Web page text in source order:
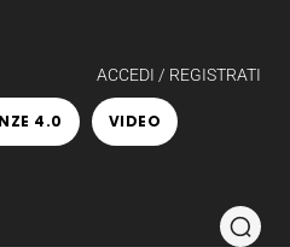
ACCEDI / REGISTRATI
4.0 VIDEO